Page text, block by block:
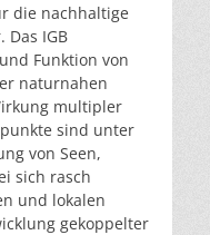
die nachhaltige
Das IGB
Funktion von
naturnahen
multipler
sind unter
von Seen,
sich rasch
und lokalen
gekoppelter